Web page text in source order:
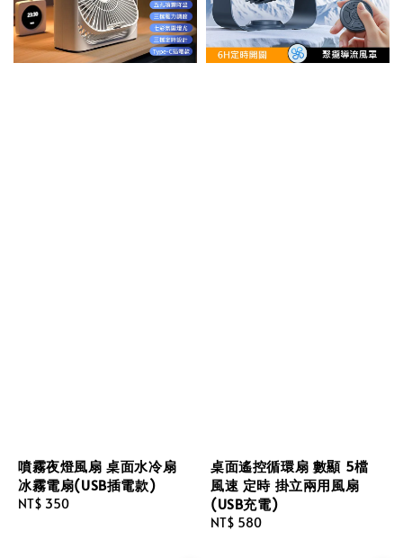
噴霧夜燈風扇 桌面水冷扇
冰霧電扇(USB插電款)
Regular
NT$ 350
桌面遙控循環扇 數顯 5檔
風速 定時 掛立兩用風扇
(USB充電)
Regular
NT$ 580